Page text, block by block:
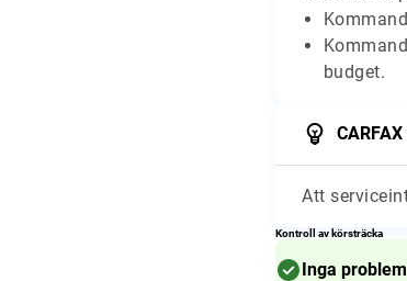
budget.
Att
Kontroll av körsträcka
Inga